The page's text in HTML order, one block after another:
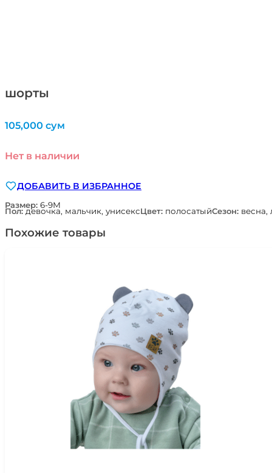
шорты
105,000 сум
Нет в наличии
ДОБАВИТЬ В ИЗБРАННОЕ
Размер: 6-9М
Пол:девочка, мальчик, унисексЦвет: полосатыйСезон: весна,
Похожие товары